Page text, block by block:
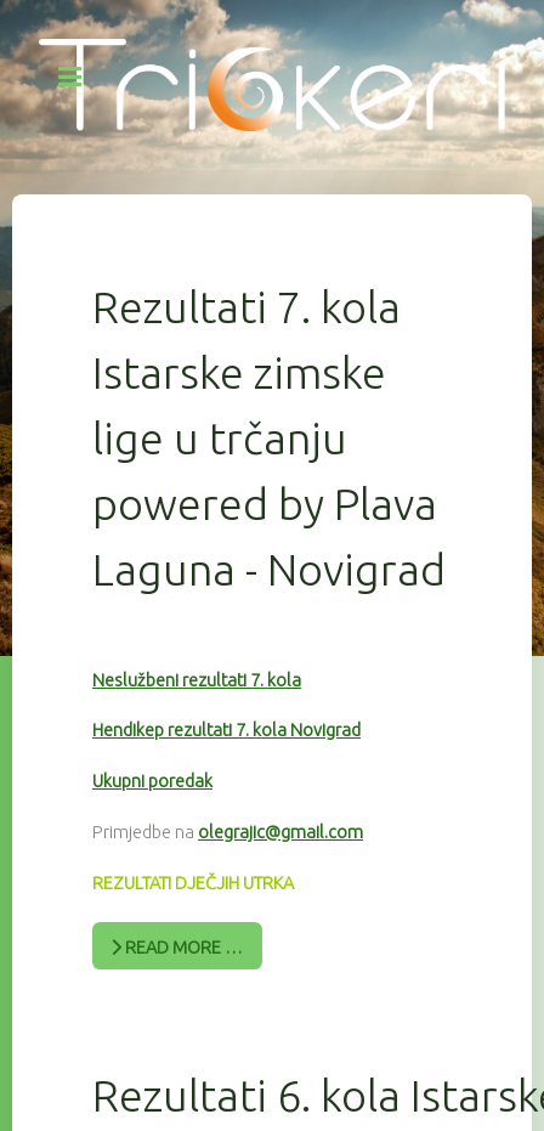
Rezultati 7. kola
Istarske zimske
lige u trčanju
powered by Plava
Laguna - Novigrad
Neslužbeni rezultati 7. kola
Hendikep rezultati 7. kola Novigrad
Ukupni poredak
Primjedbe na olegrajic@gmail.com
REZULTATI DJEČJIH UTRKA
READ MORE …
Rezultati 6. kola